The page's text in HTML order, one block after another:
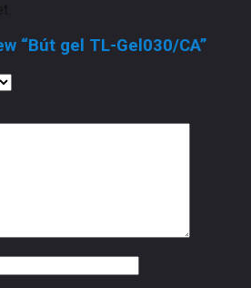
“Bút gel TL-Gel030/CA”